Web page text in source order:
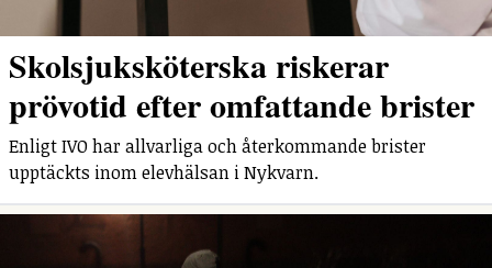
Skolsjuksköterska riskerar
prövotid efter omfattande brister
Enligt IVO har allvarliga och återkommande brister
upptäckts inom elevhälsan i Nykvarn.